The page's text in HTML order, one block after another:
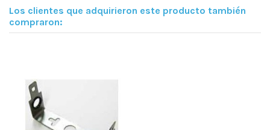
Los clientes que adquirieron este producto también
compraron: